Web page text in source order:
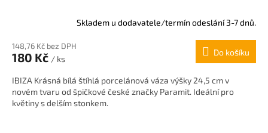
Skladem u dodavatele/termín odeslání 3-7 dnů.
148,76 Kč bez DPH
180 Kč / ks
Do košíku
IBIZA Krásná bílá štíhlá porcelánová váza výšky 24,5 cm v
novém tvaru od špičkové české značky Paramit. Ideální pro
květiny s delším stonkem.